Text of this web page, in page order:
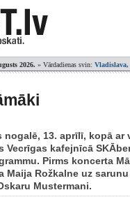
2026. » Vārdadienas svin:
nogalē, 13. aprīlī, kopā ar
Vecrīgas kafejnīcā
Pirms koncerta
Maija Rožkalne uz
Mustermani.